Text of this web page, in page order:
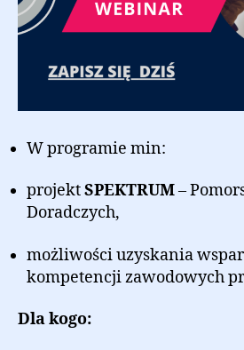
W programie min:
projektSPEKTRUM–
Doradczych,
możliwości uzyskania
kompetencji zawodowych
Dla kogo: